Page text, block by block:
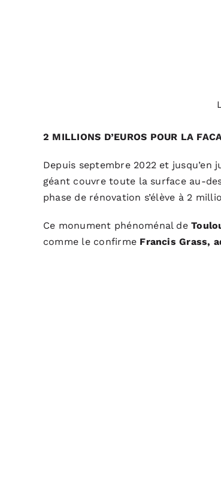
2 MILLIONS D’EUROS POUR LA
Depuis septembre 2022 et jusqu’en
géant couvre toute la surface au-
phase de rénovation s’élève à 2
Ce monument phénoménal de
comme le confirme Francis Grass,